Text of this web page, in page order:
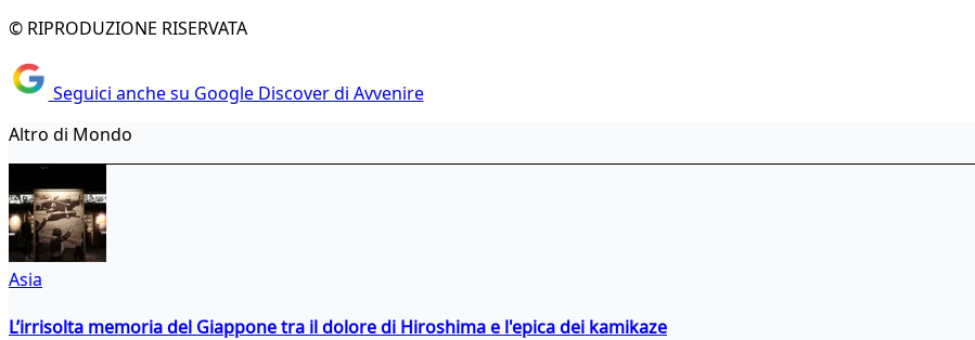
© RIPRODUZIONE RISERVATA
Seguici anche su Google Discover di Avvenire
Altro di Mondo
Asia
L’irrisolta memoria del Giappone tra il dolore di Hiroshima e l'epica dei kamikaze